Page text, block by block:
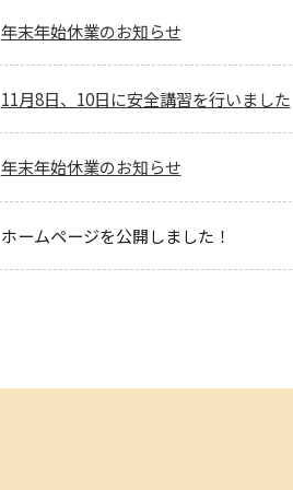
年末年始休業のお知らせ
11月8日、10日に安全講習を行いました
年末年始休業のお知らせ
ホームページを公開しました！